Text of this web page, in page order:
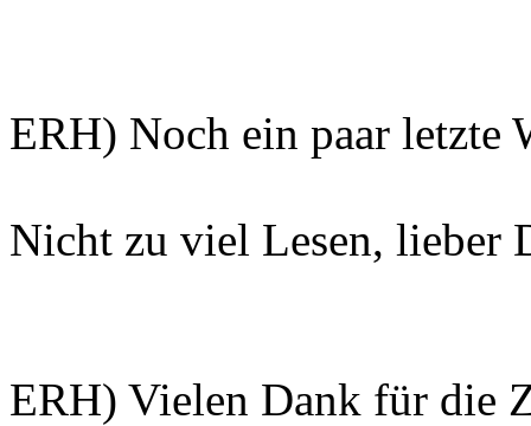
ERH) Noch ein paar letzte
Nicht zu viel Lesen, lieber
ERH) Vielen Dank für die